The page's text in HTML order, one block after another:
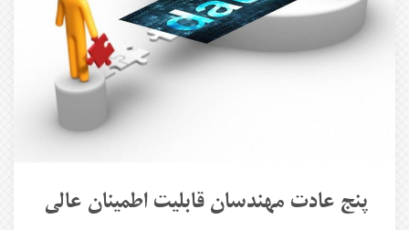
پنج عادت مهندسان قابلیت اطمینان عالی